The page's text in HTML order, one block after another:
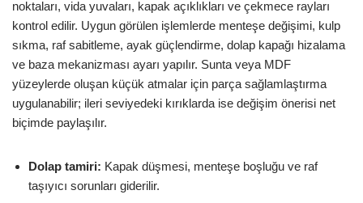
noktaları, vida yuvaları, kapak açıklıkları ve çekmece rayları
kontrol edilir. Uygun görülen işlemlerde menteşe değişimi, kulp
sıkma, raf sabitleme, ayak güçlendirme, dolap kapağı hizalama
ve baza mekanizması ayarı yapılır. Sunta veya MDF
yüzeylerde oluşan küçük atmalar için parça sağlamlaştırma
uygulanabilir; ileri seviyedeki kırıklarda ise değişim önerisi net
biçimde paylaşılır.
Dolap tamiri: Kapak düşmesi, menteşe boşluğu ve raf
taşıyıcı sorunları giderilir.